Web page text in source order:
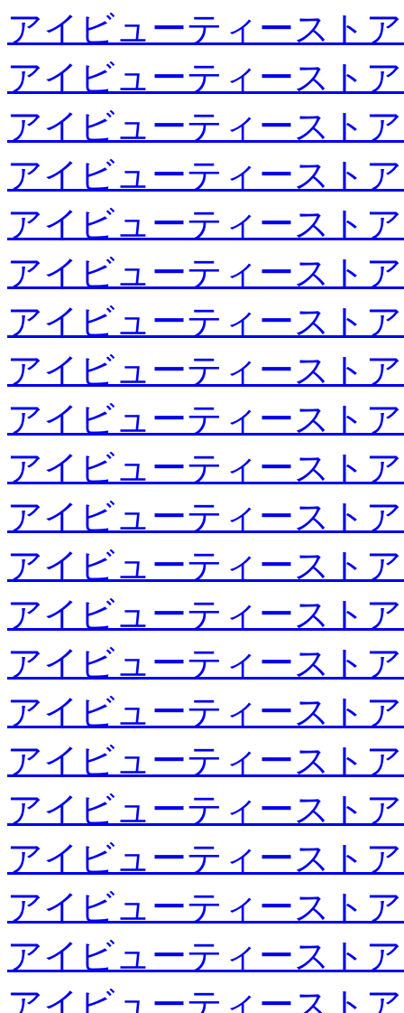
アイビューティースト
アイビューティースト
アイビューティースト
アイビューティースト
アイビューティースト
アイビューティースト
アイビューティースト
アイビューティースト
アイビューティースト
アイビューティースト
アイビューティースト
アイビューティースト
アイビューティースト
アイビューティースト
アイビューティースト
アイビューティースト
アイビューティースト
アイビューティースト
アイビューティースト
アイビューティースト
アイビューティースト